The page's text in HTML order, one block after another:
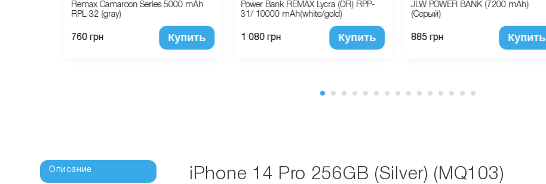
Remax Camaroon Series 5000 mAh
RPL-32 (gray)
760 грн Купить
Power Bank REMAX Lycra (OR) RPP-
31/ 10000 mAh(white/gold)
1 080 грн Купить
JLW POWER BANK (7200 mAh)
(Серый)
885 грн Купить
Описание iPhone 14 Pro 256GB (Silver) (MQ103)